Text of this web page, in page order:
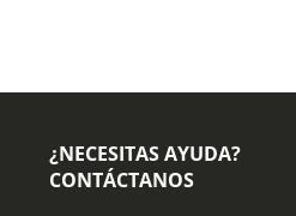
¿NECESITAS AYUDA?
CONTÁCTANOS